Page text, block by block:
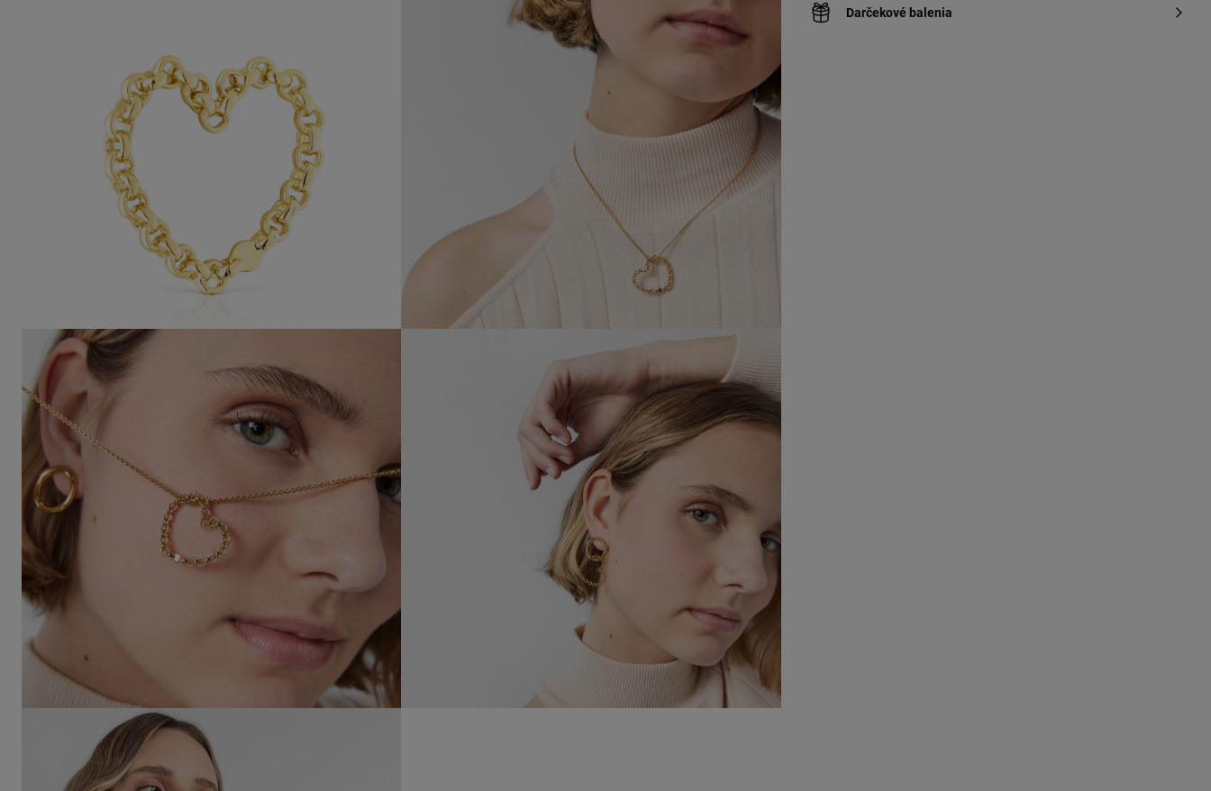
Darčekové balenia